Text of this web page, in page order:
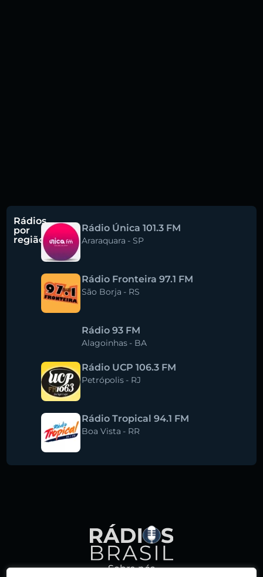
Rádios
por
região
Rádio Única 101.3 FM
Araraquara - SP
Rádio Fronteira 97.1 FM
São Borja - RS
Rádio 93 FM
Alagoinhas - BA
Rádio UCP 106.3 FM
Petrópolis - RJ
Rádio Tropical 94.1 FM
Boa Vista - RR
Sobre nós